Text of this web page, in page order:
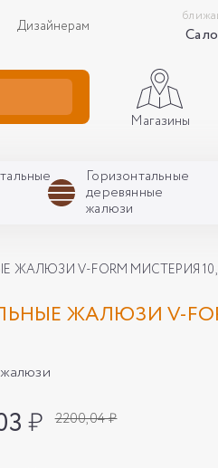
Дизайнерам
Магазины
Горизонтальные
деревянные
жалюзи
ЖАЛЮЗИ V-FORM МИСТЕРИЯ
ЖАЛЮЗИ V-
₽ 2200,04 ₽